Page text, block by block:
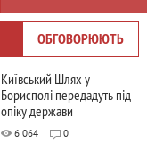
ОБГОВОРЮЮТЬ
Київський Шлях у
Борисполі передадуть під
опіку держави
6 064 0